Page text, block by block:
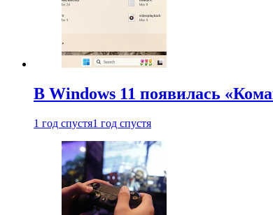
В Windows 11 появилась
1 год спустя1 год спустя